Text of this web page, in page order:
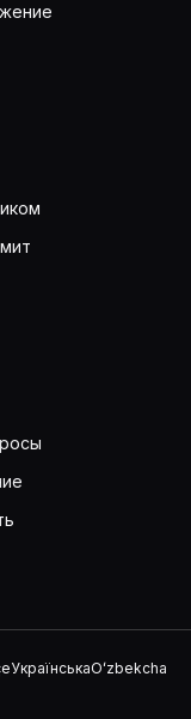
УкраїнськаOʻzbekcha